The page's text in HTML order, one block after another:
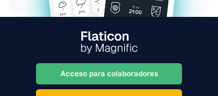
Acceso para colaboradores